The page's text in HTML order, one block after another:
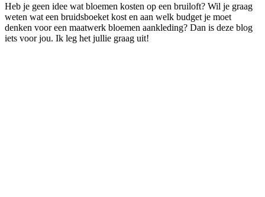
Heb je geen idee wat bloemen kosten op een bruiloft? Wil je graag
weten wat een bruidsboeket kost en aan welk budget je moet
denken voor een maatwerk bloemen aankleding? Dan is deze blog
iets voor jou. Ik leg het jullie graag uit!